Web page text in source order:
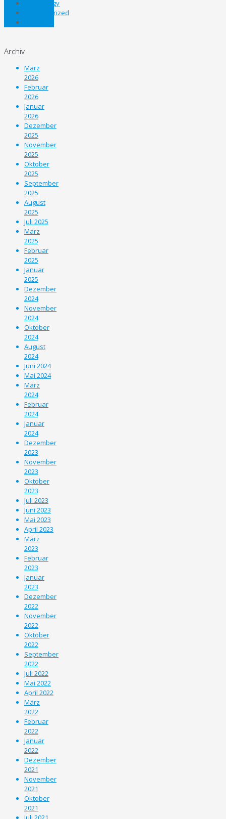
Technology
Uncategorized
Archiv
März
2026
Februar
2026
Januar
2026
Dezember
2025
November
2025
Oktober
2025
September
2025
August
2025
Juli 2025
März
2025
Februar
2025
Januar
2025
Dezember
2024
November
2024
Oktober
2024
August
2024
Juni 2024
Mai 2024
März
2024
Februar
2024
Januar
2024
Dezember
2023
November
2023
Oktober
2023
Juli 2023
Juni 2023
Mai 2023
April 2023
März
2023
Februar
2023
Januar
2023
Dezember
2022
November
2022
Oktober
2022
September
2022
Juli 2022
Mai 2022
April 2022
März
2022
Februar
2022
Januar
2022
Dezember
2021
November
2021
Oktober
2021